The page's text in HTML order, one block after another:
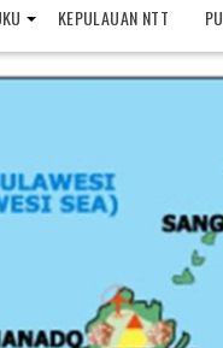
KEPULAUAN NTT